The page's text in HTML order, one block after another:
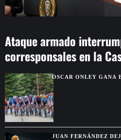
Ataque armado
corresponsales en la
WashingtonOSCAR ONLEY GANA
EL LIDERATO DE LA
JUAN FERNÁNDEZ